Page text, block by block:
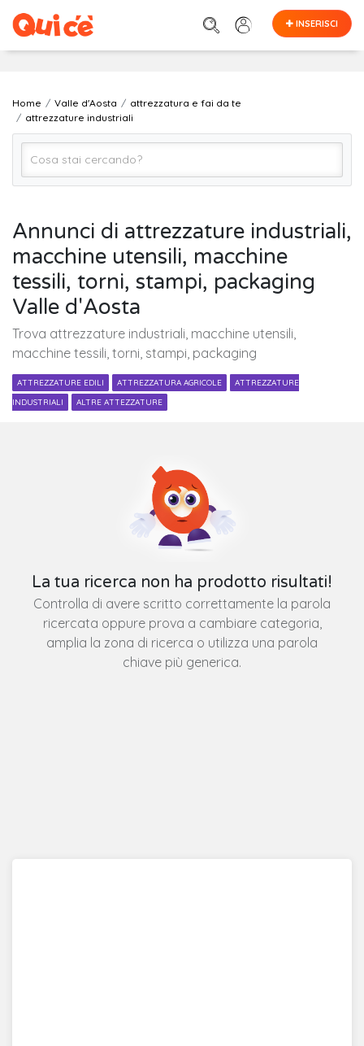
INSERISCI
Home Valle d'Aosta
attrezzatura e fai da te
attrezzature industriali
VALLE D'AOSTA (regione)
Annunci di attrezzature industriali,
macchine utensili, macchine
tessili, torni, stampi, packaging
Valle d'Aosta
Trova attrezzature industriali, macchine utensili,
macchine tessili, torni, stampi, packaging
ATTREZZATURE EDILI ATTREZZATURA AGRICOLE
ATTREZZATURE
INDUSTRIALI
ALTRE ATTEZZATURE
La tua ricerca non ha prodotto risultati!
Controlla di avere scritto correttamente la parola
ricercata oppure prova a cambiare categoria,
amplia la zona di ricerca o utilizza una parola
chiave più generica.